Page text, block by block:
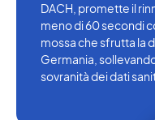
DACH, promette il
meno di 60 secondi
mossa che sfrutta la
Germania,
sovranità dei dati